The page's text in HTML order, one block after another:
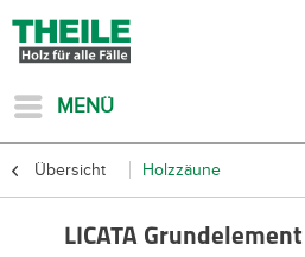
MENÜ
Übersicht Holzzäune
LICATA